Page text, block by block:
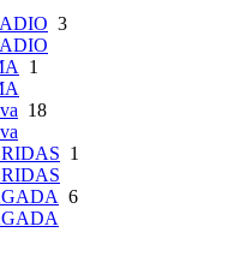
3
1
18
1
6